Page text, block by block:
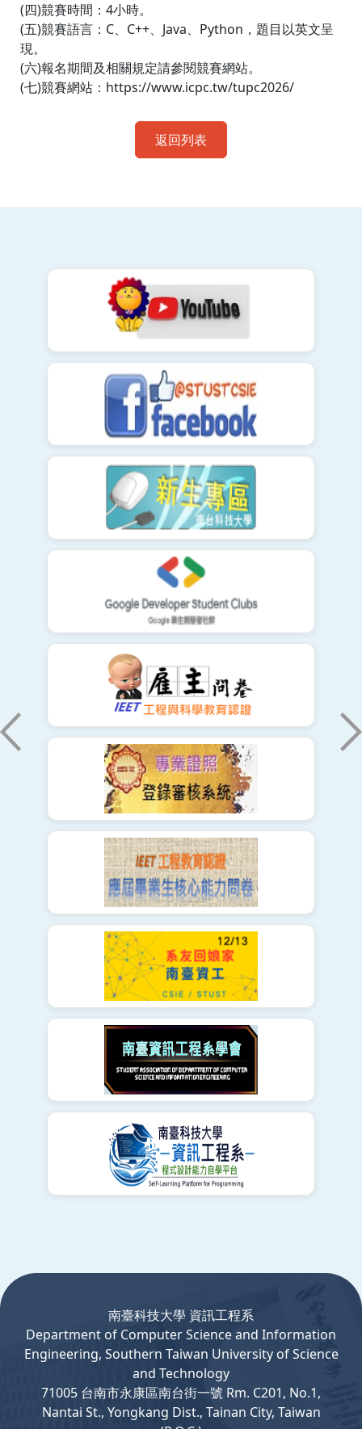
(四)競賽時間：4小時。
(五)競賽語言：C、C++、Java、Python，題目以英文呈
現。
(六)報名期間及相關規定請參閱競賽網站。
(七)競賽網站：https://www.icpc.tw/tupc2026/
返回列表
南臺科技大學 資訊工程系
Departmentof ComputerScience and Information
Engineering, Southern Taiwan University of Science
and Technology
71005 台南市永康區南台街一號 Rm. C201, No.1,
Nantai St., Yongkang Dist., Tainan City, Taiwan